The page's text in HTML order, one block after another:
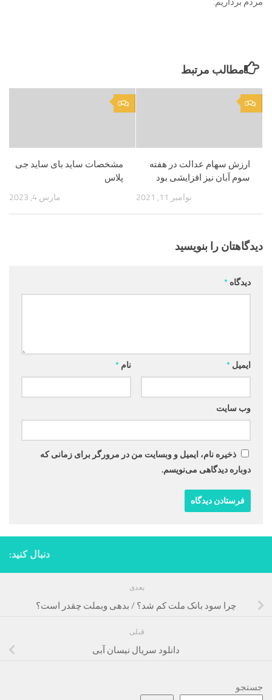
مطالب مرتبط
0
مشخصات ساید بای ساید جی
پلاس
مارس 4, 2023
0
ارزش سهام عدالت در هفته
سوم آبان نیز افزایشی بود
نوامبر 11, 2021
دیدگاهتان را بنویسید
دیدگاه *
نام * ایمیل *
وب‌ سایت
ذخیره نام، ایمیل و وبسایت من در مرورگر برای زمانی که
دوباره دیدگاهی می‌نویسم.
دنبال کنید:
بعدی
چرا سود بانک ملت کم شد؟ / بدهی وبملت چقدر است؟
قبلی
دانلود سریال نیسان آبی
جستجو